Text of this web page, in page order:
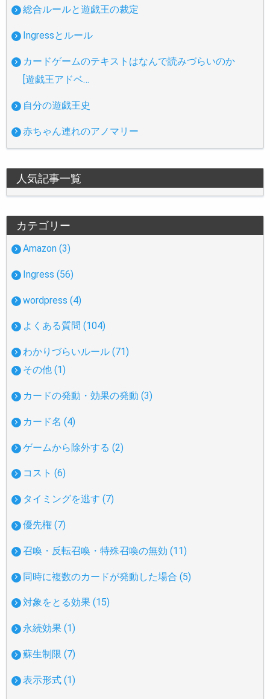
総合ルールと遊戯王の裁定
Ingressとルール
カードゲームのテキストはなんで読みづらいのか
[遊戯王アドベ…
自分の遊戯王史
赤ちゃん連れのアノマリー
人気記事一覧
カテゴリー
Amazon (3)
Ingress (56)
wordpress (4)
よくある質問 (104)
わかりづらいルール (71)
その他 (1)
カードの発動・効果の発動 (3)
カード名 (4)
ゲームから除外する (2)
コスト (6)
タイミングを逃す (7)
優先権 (7)
召喚・反転召喚・特殊召喚の無効 (11)
同時に複数のカードが発動した場合 (5)
対象をとる効果 (15)
永続効果 (1)
蘇生制限 (7)
表示形式 (1)